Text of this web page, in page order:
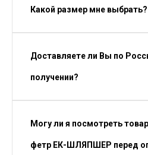
Какой размер мне выбрать?
Доставляете ли Вы по
получении?
Могу ли я посмотреть
фетр ЕК-ШЛЯПШЕР перед